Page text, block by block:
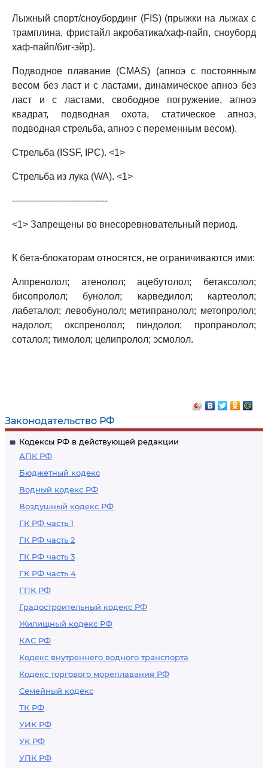
Законодательство РФ
Кодексы РФ в действующей редакции
АПК РФ
Бюджетный кодекс
Водный кодекс РФ
Воздушный кодекс РФ
ГК РФ часть 1
ГК РФ часть 2
ГК РФ часть 3
ГК РФ часть 4
ГПК РФ
Градостроительный кодекс РФ
Жилищный кодекс РФ
КАС РФ
Кодекс внутреннего водного транспорта
Кодекс торгового мореплавания РФ
Семейный кодекс
ТК РФ
УИК РФ
УК РФ
УПК РФ
Лыжный спорт/сноубординг (FIS) (прыжки на лыжах с
трамплина, фристайл акробатика/хаф-пайп, сноуборд
хаф-пайп/биг-эйр).
Подводное плавание (CMAS) (апноэ с постоянным
весом без ласт и с ластами, динамическое апноэ без
ласт и с ластами, свободное погружение, апноэ
квадрат, подводная охота, статическое апноэ,
подводная стрельба, апноэ с переменным весом).
Стрельба (ISSF, IPC). <1>
Стрельба из лука (WA). <1>
--------------------------------
<1> Запрещены во внесоревновательный период.
К бета-блокаторам относятся, не ограничиваются ими:
Алпренолол; атенолол; ацебутолол; бетаксолол;
бисопролол; бунолол; карведилол; картеолол;
лабеталол; левобунолол; метипранолол; метопролол;
надолол; окспренолол; пиндолол; пропранолол;
соталол; тимолол; целипролол; эсмолол.